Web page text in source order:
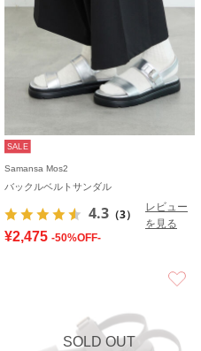
SALE
Samansa Mos2
バックルベルトサンダル
4.3 （3）
レビュー
を見る
¥2,475 -50%OFF-
SOLD OUT